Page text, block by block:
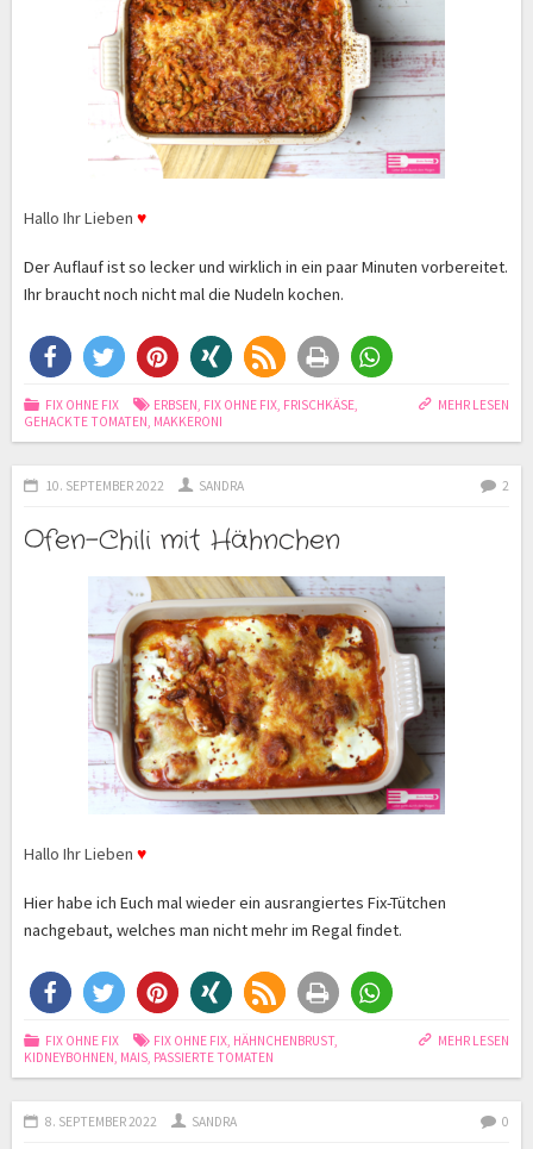
Hallo Ihr Lieben ♥
Der Auflauf ist so lecker und wirklich in ein paar Minuten vorbereitet.
Ihr braucht noch nicht mal die Nudeln kochen.
MEHR LESEN
FIX OHNE FIX ERBSEN, FIX OHNE FIX, FRISCHKÄSE,
GEHACKTE TOMATEN, MAKKERONI
10. SEPTEMBER 2022 SANDRA 2
Ofen-Chili mit Hähnchen
Hallo Ihr Lieben ♥
Hier habe ich Euch mal wieder ein ausrangiertes Fix-Tütchen
nachgebaut, welches man nicht mehr im Regal findet.
MEHR LESEN
FIX OHNE FIX FIX OHNE FIX, HÄHNCHENBRUST,
KIDNEYBOHNEN, MAIS, PASSIERTE TOMATEN
8. SEPTEMBER 2022 SANDRA 0